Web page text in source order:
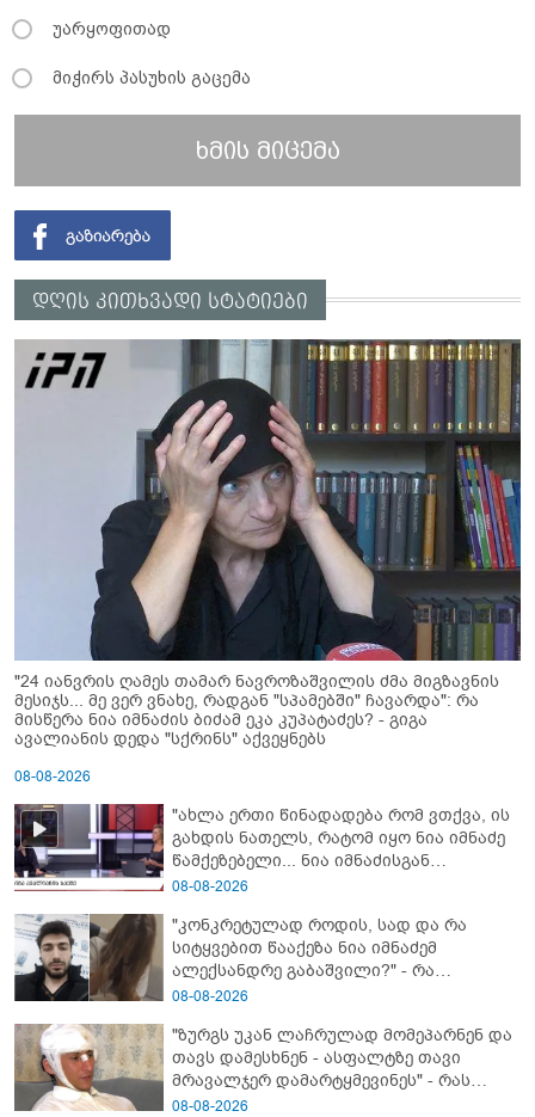
უარყოფითად
მიჭირს პასუხის გაცემა
ხმის მიცემა
დღის კითხვადი სტატიები
"24 იანვრის ღამეს თამარ ნავროზაშვილის ძმა მიგზავნის
მესიჯს... მე ვერ ვნახე, რადგან "სპამებში" ჩავარდა": რა
მისწერა ნია იმნაძის ბიძამ ეკა კუპატაძეს? - გიგა
ავალიანის დედა "სქრინს" აქვეყნებს
08-08-2026
"ახლა ერთი წინადადება რომ ვთქვა, ის
გახდის ნათელს, რატომ იყო ნია იმნაძე
წამქეზებელი... ნია იმნაძისგან
გამოსული ინფორმაციაა ეს" - რას
08-08-2026
"კონკრეტულად როდის, სად და რა
სიტყვებით წააქეზა ნია იმნაძემ
ალექსანდრე გაბაშვილი?" - რა
მიმართვას ავრცელებს ნია იმნაძის
08-08-2026
"ზურგს უკან ლაჩრულად მომეპარნენ და
თავს დამესხნენ - ასფალტზე თავი
მრავალჯერ დამარტყმევინეს" - რას
ჰყვება კურიერი, რომელსაც
08-08-2026